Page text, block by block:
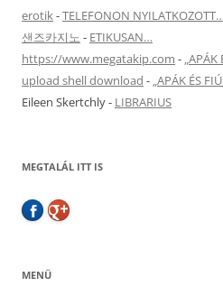
erotik-TELEFONON NYILATKOZOTT…
샌즈카지노 - ETIKUSAN…
https://www.megatakip.com - „APÁK
upload shell download - „APÁK ÉS
Eileen Skertchly- LIBRARIUS
MEGTALÁL ITT IS
MENÜ